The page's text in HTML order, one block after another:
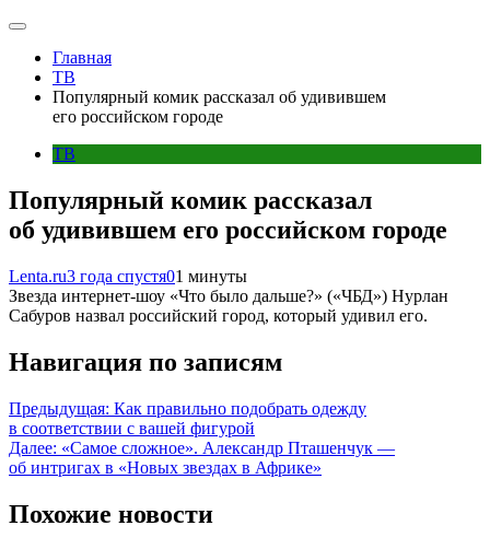
Главная
ТВ
Популярный комик рассказал об удивившем
его российском городе
ТВ
Популярный комик рассказал
об удивившем его российском городе
Lenta.ru3 года спустя01 минуты
Звезда интернет-шоу «Что было дальше?» («ЧБД») Нурлан
Сабуров назвал российский город, который удивил его.
Навигация по записям
Предыдущая: Как правильно подобрать одежду
в соответствии с вашей фигурой
Далее: «Самое сложное». Александр Пташенчук —
об интригах в «Новых звездах в Африке»
Похожие новости